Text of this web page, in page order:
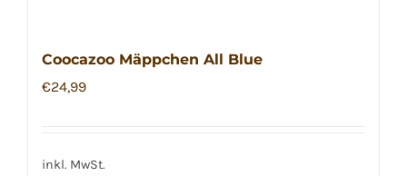
Coocazoo Mäppchen All Blue
€24,99
inkl. MwSt.